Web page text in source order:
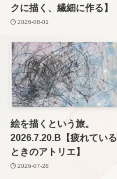
クに描く、繊細に作る】
2026-08-01
絵を描くという旅。
2026.7.20.B【疲れている
ときのアトリエ】
2026-07-28